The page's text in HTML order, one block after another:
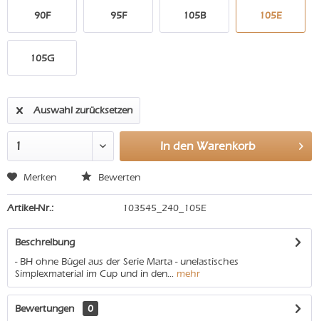
90F 95F 105B 105E
105G
Auswahl zurücksetzen
In den Warenkorb
Merken Bewerten
Artikel-Nr.: 103545_240_105E
Beschreibung
- BH ohne Bügel aus der Serie Marta - unelastisches
Simplexmaterial im Cup und in den... mehr
Bewertungen
0